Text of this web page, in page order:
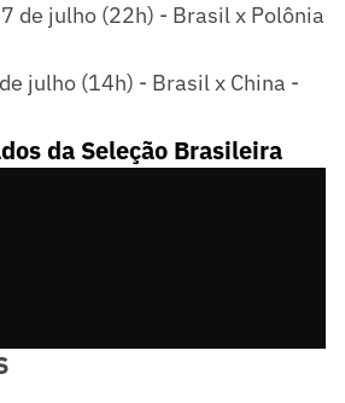
de julho (22h) - Brasil x Polônia
julho (14h) - Brasil x China -
da Seleção Brasileira